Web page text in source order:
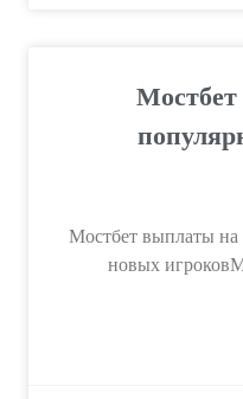
Мостбет выплаты
новых